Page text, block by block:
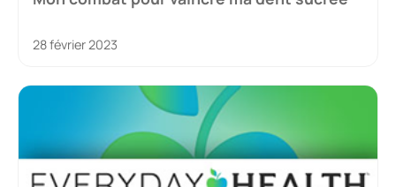
28 février 2023